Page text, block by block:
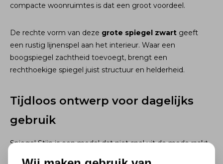
compacte woonruimtes is dat een groot voordeel.
De rechte vorm van deze grote spiegel zwart geeft
een rustig lijnenspel aan het interieur. Waar een
boogspiegel zachtheid toevoegt, brengt een
rechthoekige spiegel juist structuur en helderheid.
Tijdloos ontwerp voor dagelijks
gebruik
Spiegel Stijn is een model dat niet snel uit de mode raakt.